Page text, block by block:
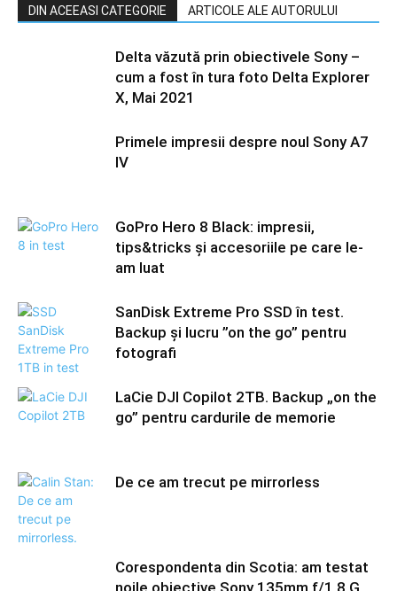
DIN ACEEASI CATEGORIE ARTICOLE ALE AUTORULUI
Delta văzută prin obiectivele Sony –
cum a fost în tura foto Delta Explorer
X, Mai 2021
Primele impresii despre noul Sony A7
IV
GoPro Hero 8 Black: impresii,
tips&tricks și accesoriile pe care le-
am luat
SanDisk Extreme Pro SSD în test.
Backup și lucru ”on the go” pentru
fotografi
LaCie DJI Copilot 2TB. Backup „on the
go” pentru cardurile de memorie
De ce am trecut pe mirrorless
Corespondenta din Scotia: am testat
noile obiective Sony 135mm f/1.8 G